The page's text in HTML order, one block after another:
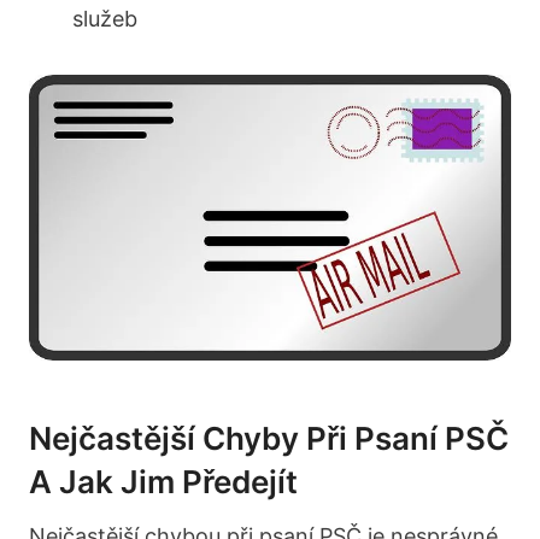
služeb
Nejčastější Chyby Při Psaní PSČ
A Jak Jim Předejít